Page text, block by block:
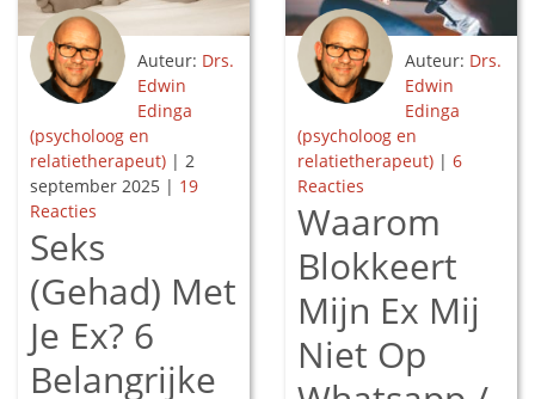
Auteur: Drs.
Edwin
Edinga
(psycholoog en
relatietherapeut) | 2
september 2025 | 19
Reacties
Seks
(Gehad) Met
Je Ex? 6
Belangrijke
Auteur: Drs.
Edwin
Edinga
(psycholoog en
relatietherapeut) | 6
Reacties
Waarom
Blokkeert
Mijn Ex Mij
Niet Op